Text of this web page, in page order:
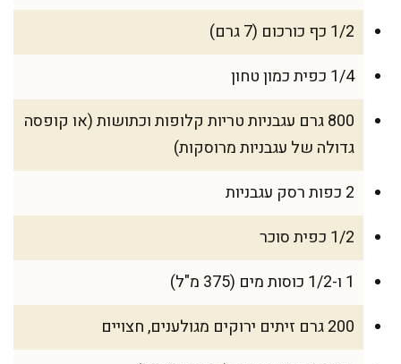
1/2 כף כורכום (7 גרם)
1/4 כפית כמון טחון
800 גרם עגבניות טריות קלופות וכתושות (או קופסה
גדולה של עגבניות מרוסקות)
2 כפות רסק עגבניות
1/2 כפית סוכר
1 ו-1/2 כוסות מים (375 מ"ל)
200 גרם זיתים ירוקים מגולענים, חצויים